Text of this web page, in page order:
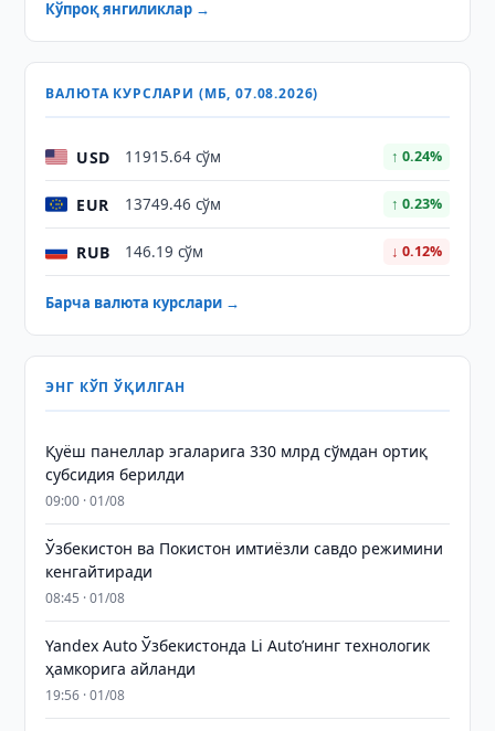
Кўпроқ янгиликлар →
ВАЛЮТА КУРСЛАРИ (МБ, 07.08.2026)
USD 11915.64 сўм ↑ 0.24%
EUR 13749.46 сўм ↑ 0.23%
RUB 146.19 сўм ↓ 0.12%
Барча валюта курслари →
ЭНГ КЎП ЎҚИЛГАН
Қуёш панеллар эгаларига 330 млрд сўмдан ортиқ
субсидия берилди
09:00 · 01/08
Ўзбекистон ва Покистон имтиёзли савдо режимини
кенгайтиради
08:45 · 01/08
Yandex Auto Ўзбекистонда Li Auto’нинг технологик
ҳамкорига айланди
19:56 · 01/08